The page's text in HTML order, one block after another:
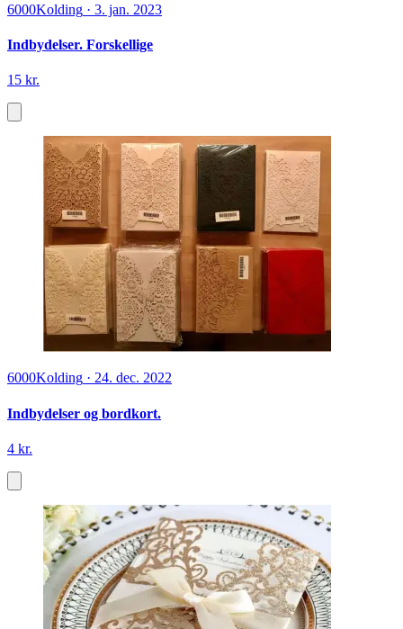
6000Kolding · 3. jan. 2023
Indbydelser. Forskellige
15 kr.
6000Kolding · 24. dec. 2022
Indbydelser og bordkort.
4 kr.